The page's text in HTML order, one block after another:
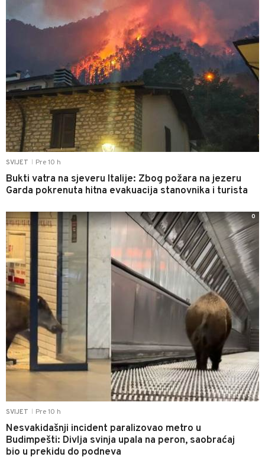
SVIJET Pre 10 h
Bukti vatra na sjeveru Italije: Zbog požara na jezeru
Garda pokrenuta hitna evakuacija stanovnika i turista
SVIJET Pre 10 h
Nesvakidašnji incident paralizovao metro u
Budimpešti: Divlja svinja upala na peron, saobraćaj
bio u prekidu do podneva
0